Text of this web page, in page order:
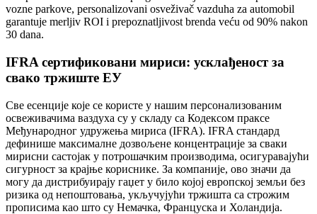
vozne parkove, personalizovani osveživač vazduha za automobil
garantuje merljiv ROI i prepoznatljivost brenda veću od 90% nakon
30 dana.
IFRA сертификовани мириси: усклађеност за
свако тржиште ЕУ
Све есенције које се користе у нашим персонализованим
освеживачима ваздуха су у складу са Кодексом праксе
Међународног удружења мириса (IFRA). IFRA стандард
дефинише максималне дозвољене концентрације за сваки
мирисни састојак у потрошачким производима, осигуравајући
сигурност за крајње кориснике. За компаније, ово значи да
могу да дистрибуирају гаџет у било којој европској земљи без
ризика од непоштовања, укључујући тржишта са строжим
прописима као што су Немачка, Француска и Холандија.